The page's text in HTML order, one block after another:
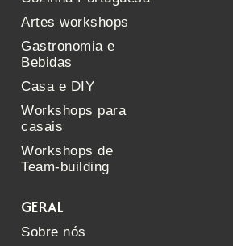
Artes workshops
Gastronomia e
Bebidas
Casa e DIY
Workshops para
casais
Workshops de
Team-building
GERAL
Sobre nós